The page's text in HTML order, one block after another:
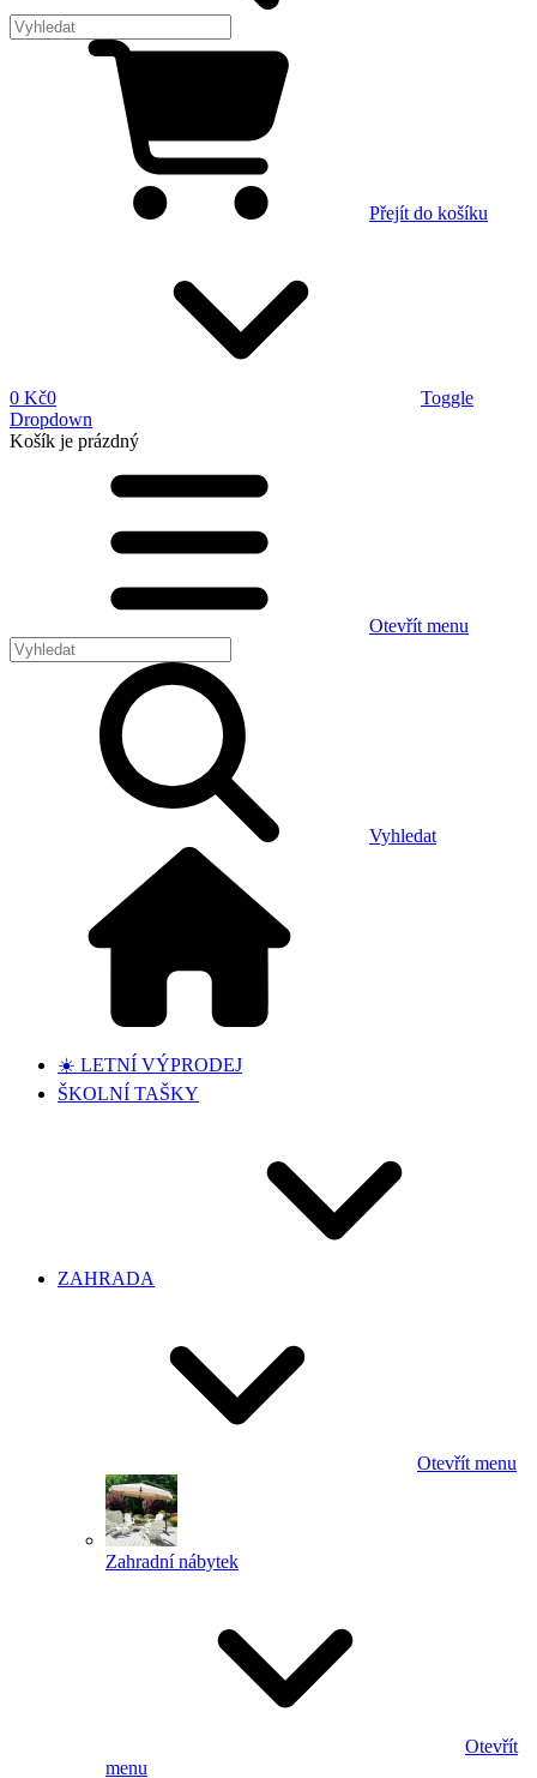
Přejít do košíku
0 Kč0
Toggle
Dropdown
Košík je prázdný
Otevřít menu
Vyhledat
☀️ LETNÍ VÝPRODEJ
ŠKOLNÍ TAŠKY
ZAHRADA
Otevřít menu
Zahradní nábytek
Otevřít
menu